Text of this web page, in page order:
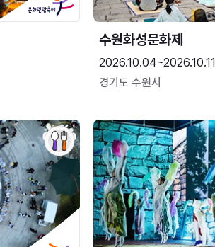
수원화성문화제
2026.10.04~2026.10.11
경기도 수원시